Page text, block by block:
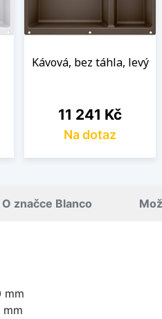
Kávová, bez táhla, levý
Cena
11 241 Kč
Na dotaz
O značce Blanco
mm